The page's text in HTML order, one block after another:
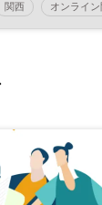
関西 オンライ